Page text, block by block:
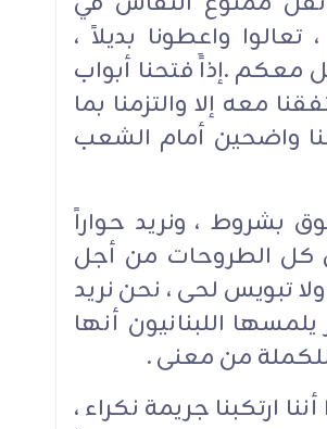
واعطونا بديلاً ،
معكم .إذاًَ فتحنا أبواب
معه إلا والتزمنا بما
واضحين أمام الشعب
بشروط ، ونريد حواراً
كل الطروحات من أجل
تبويس لحى ، نحن نريد
اللبنانيون أنها
من معنى .
ارتكبنا جريمة نكراء ،